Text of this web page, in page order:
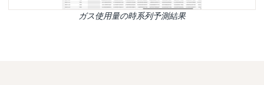
ガス使用量の時系列予測結果